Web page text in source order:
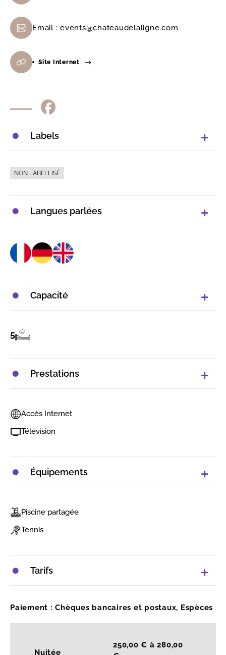
Email : events@chateaudelaligne.com
Site Internet
Labels
NON LABELLISÉ
Langues parlées
Capacité
5
Prestations
Accès Internet
Télévision
Équipements
Piscine partagée
Tennis
Tarifs
Paiement : Chèques bancaires et postaux, Espèces
Nuitée
250,00 € à 280,00